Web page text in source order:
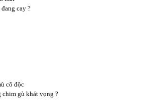
cay ?
cô độc
gù khát vọng ?